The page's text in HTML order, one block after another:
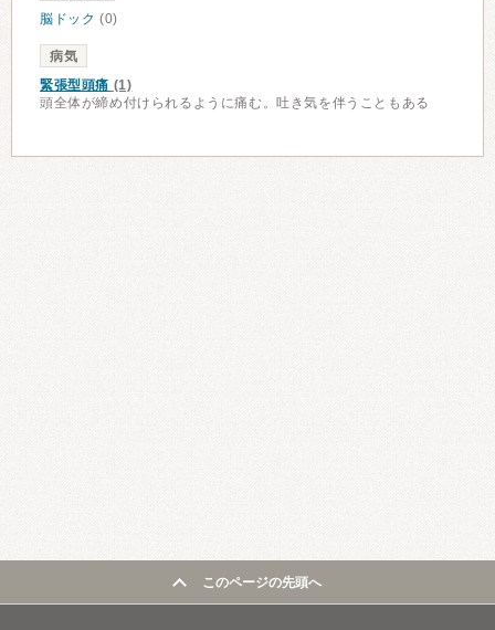
脳ドック (0)
病気
緊張型頭痛 (1)
頭全体が締め付けられるように痛む。吐き気を伴うこともある
このページの先頭へ